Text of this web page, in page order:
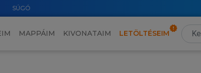
SÚGÓ
MAPPÁIM KIVONATAIM LETÖLTÉSEIM